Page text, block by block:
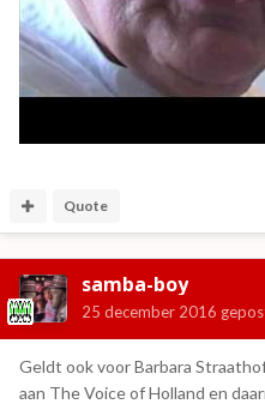
Quote
samba-boy
25 december 2016
Geldt ook voor Barbara
aan The Voice of Holland en